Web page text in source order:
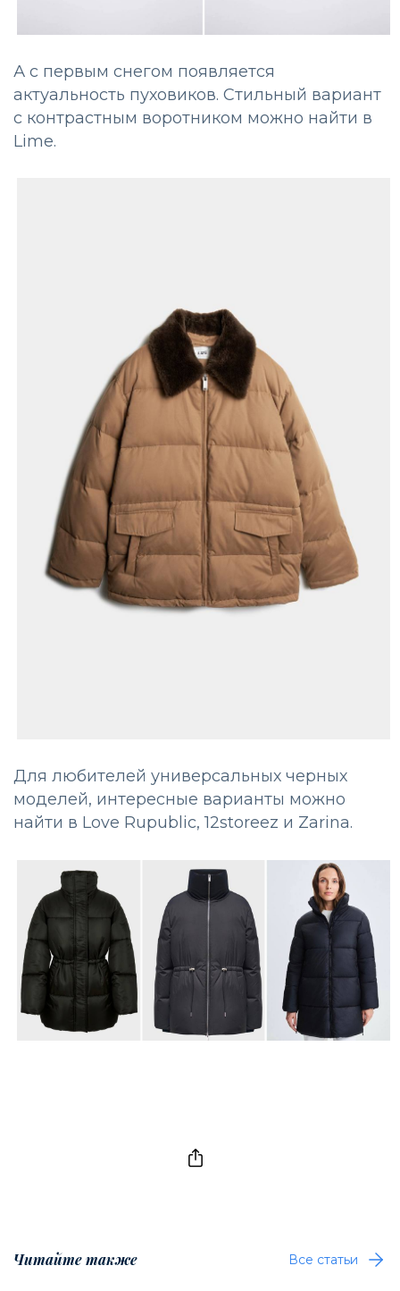
А с первым снегом появляется
актуальность пуховиков. Стильный вариант
с контрастным воротником можно найти в
Lime.
Для любителей универсальных черных
моделей, интересные варианты можно
найти в Love Rupublic, 12storeez и Zarina.
Читайте также Все статьи